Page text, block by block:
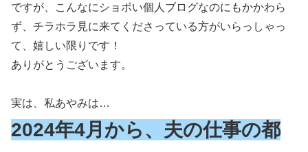
ですが、こんなにショボい個人ブログなのにもかかわら
ず、チラホラ見に来てくださっている方がいらっしゃっ
て、嬉しい限りです！
ありがとうございます。
実は、私あやみは…
2024年4月から、夫の仕事の都